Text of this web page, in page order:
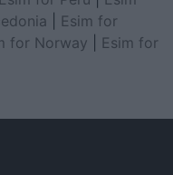
Esim for
for Norway
Esim for